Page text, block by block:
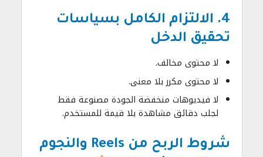
4. الالتزام الكامل بسياسات
تحقيق الدخل
لا محتوى مخالف.
لا محتوى مكرر بلا معنى.
لا فيديوهات منخفضة الجودة مصنوعة فقط
لجلب دقائق مشاهدة بلا قيمة للمستخدم.
شروط الربح من Reels والنجوم